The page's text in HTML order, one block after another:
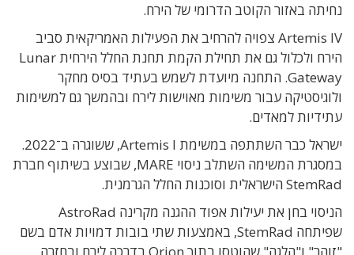
נחיתה באזור הקוטב הדרומי של הירח.
Artemis IV צפויה להרחיב את הפעילות האמריקאית סביב
הירח ולכלול גם את תחילת הקמת תחנת החלל הירחית Lunar
Gateway. התחנה מיועדת לשמש בעתיד בסיס מחקר
ולוגיסטיקה עבור משימות מאוישות לירח ובהמשך גם למשימות
עתידיות למאדים.
ישראל כבר השתתפה במשימת Artemis I, ששוגרה ב־2022.
במסגרת המשימה השתלב ניסוי MARE, שבוצע בשיתוף חברת
StemRad הישראלית וסוכנות החלל הגרמנית.
הניסוי בחן את יעילות אפוד ההגנה מקרינה AstroRad
שפיתחה StemRad, באמצעות שתי בובות דמויות אדם בשם